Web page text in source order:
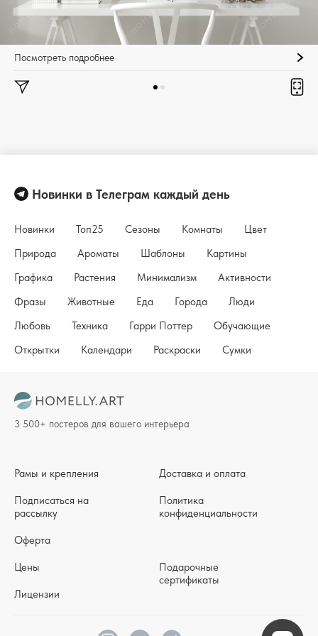
Посмотреть подробнее
Новинки в Телеграм каждый день
Новинки Топ25 Сезоны Комнаты
Цвет
Природа
Ароматы Шаблоны
Картины
Графика
Растения Минимализм
Активности
Фразы
Животные Еда Города
Люди
Любовь
Техника Гарри Поттер
Обучающие
Открытки
Календари Раскраски Сумки
Рамы и крепления
Подписаться на
рассылку
Оферта
Доставка и оплата
Политика
конфиденциальности
Цены
Лицензии
Подарочные
сертификаты
3 500+ постеров для вашего интерьера